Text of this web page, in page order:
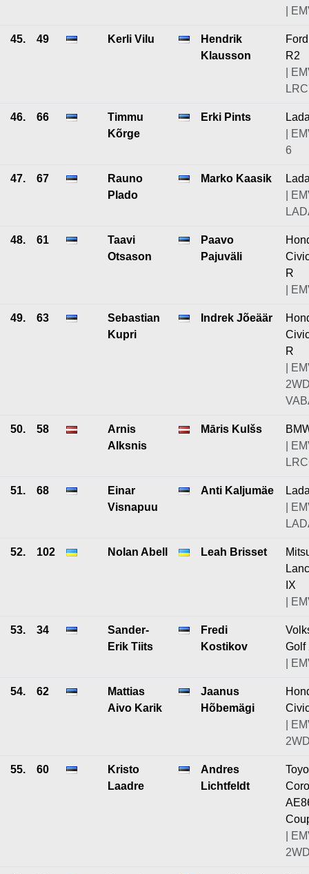
|
45. 49 Kerli Vilu
Hendrik
Klausson
R2
|
46. 66
Timmu
Kõrge
Erki Pints
|
6
47. 67
Rauno
Plado
Marko Kaasik
|
48. 61
Taavi
Otsason
Paavo
Pajuväli
R
|
49. 63
Sebastian
Kupri
Indrek Jõeäär
R
|
50. 58
Arnis
Alksnis
Māris Kulšs
|
51. 68
Einar
Visnapuu
Anti Kaljumäe
|
52. 102 Nolan Abell Leah Brisset
IX
|
53. 34
Sander-
Erik Tiits
Fredi
Kostikov
Golf
|
54. 62
Mattias
Aivo Karik
Jaanus
Hõbemägi
|
55. 60
Kristo
Laadre
Andres
Lichtfeldt
|